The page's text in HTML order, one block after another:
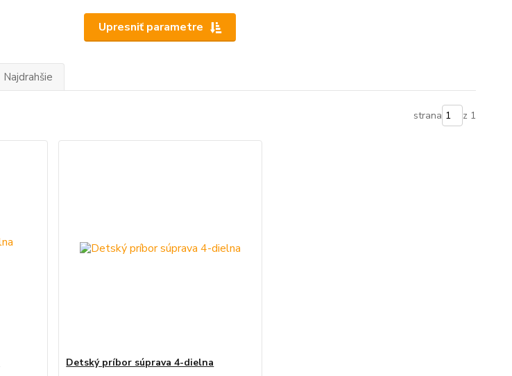
Upresniť parametre
Najdrahšie
strana z 1
Detský príbor súprava 4-dielna